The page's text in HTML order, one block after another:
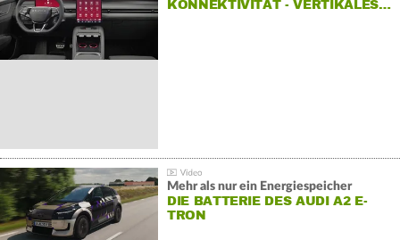
KONNEKTIVITÄT - VERTIKALES…
Mehr als nur ein Energiespeicher
DIE BATTERIE DES AUDI A2 E-
TRON